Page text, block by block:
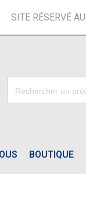
SITE RÉSERVÉ
BOUTIQUE